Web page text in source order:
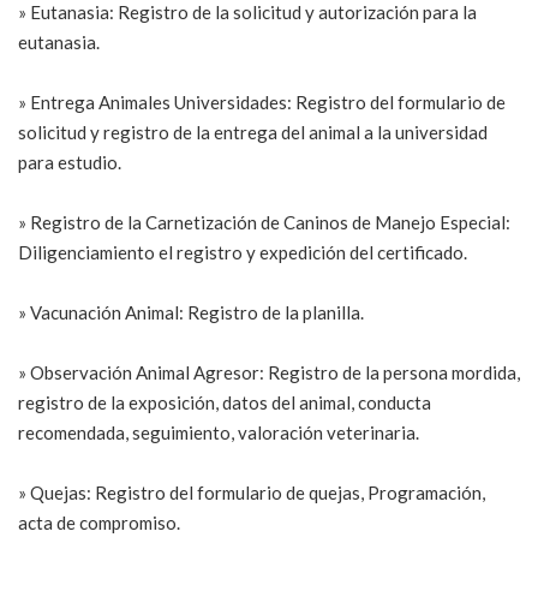
» Eutanasia: Registro de la solicitud y autorización para la
eutanasia.
» Entrega Animales Universidades: Registro del formulario de
solicitud y registro de la entrega del animal a la universidad
para estudio.
» Registro de la Carnetización de Caninos de Manejo Especial:
Diligenciamiento el registro y expedición del certificado.
» Vacunación Animal: Registro de la planilla.
» Observación Animal Agresor: Registro de la persona mordida,
registro de la exposición, datos del animal, conducta
recomendada, seguimiento, valoración veterinaria.
» Quejas: Registro del formulario de quejas, Programación,
acta de compromiso.